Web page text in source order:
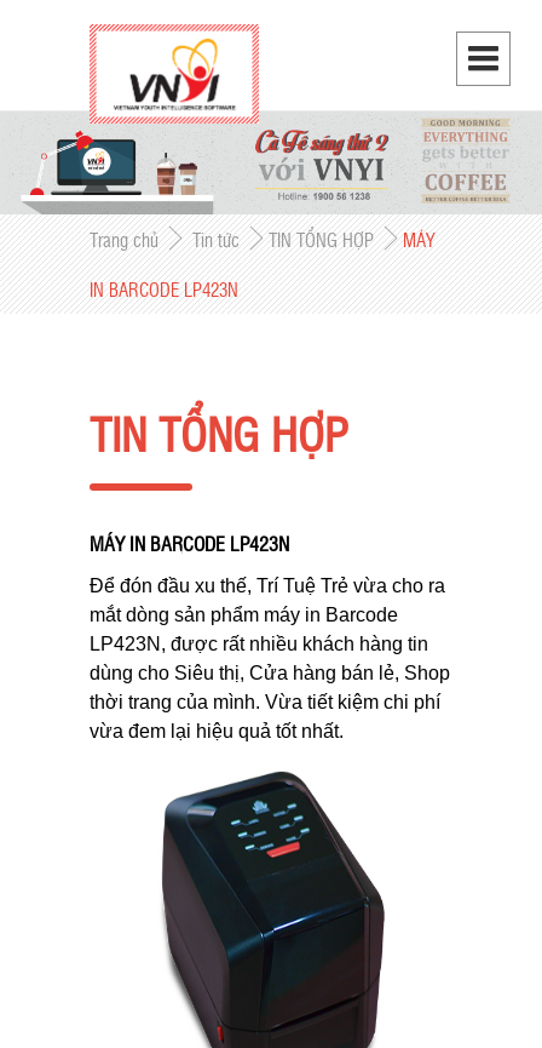
Trang chủ Tin tức TIN TỔNG HỢP
MÁY
IN BARCODE LP423N
TIN TỔNG HỢP
MÁY IN BARCODE LP423N
Để đón đầu xu thế, Trí Tuệ Trẻ vừa cho ra
mắt dòng sản phẩm máy in Barcode
LP423N, được rất nhiều khách hàng tin
dùng cho Siêu thị, Cửa hàng bán lẻ, Shop
thời trang của mình. Vừa tiết kiệm chi phí
vừa đem lại hiệu quả tốt nhất.